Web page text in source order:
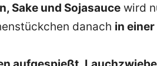
Sake und Sojasauce wird
danach in